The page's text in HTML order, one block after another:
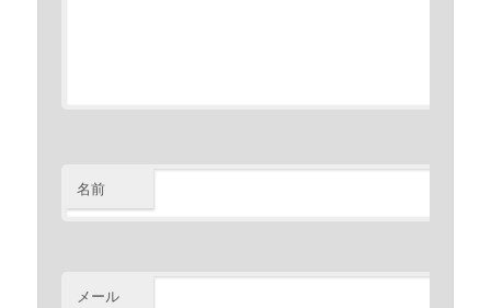
名前
メール